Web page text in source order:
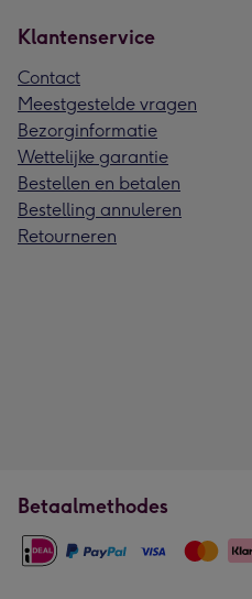
Klantenservice
Contact
Meestgestelde vragen
Bezorginformatie
Wettelijke garantie
Bestellen en betalen
Bestelling annuleren
Retourneren
Betaalmethodes